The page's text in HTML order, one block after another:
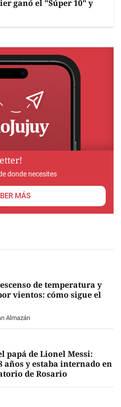
ganó el "Súper 10" y
donde necesites
MÁS
de temperatura y
vientos: cómo sigue el
Almazán
papá de Lionel Messi:
años y estaba internado en
de Rosario